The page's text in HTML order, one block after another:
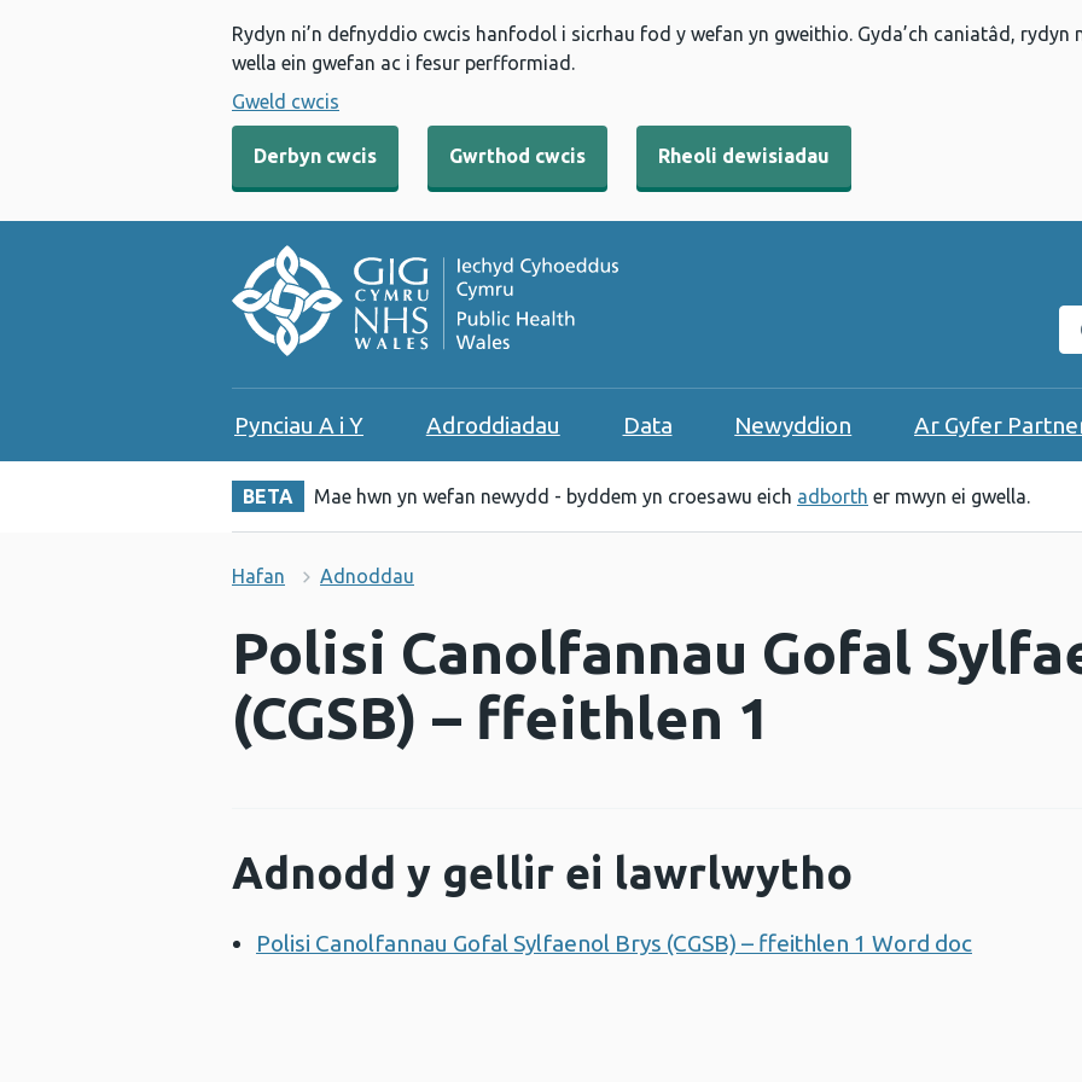
Rydyn ni’n defnyddio cwcis hanfodol i sicrhau fod y wefan yn gweithio. Gyda’ch caniatâd,
wella ein gwefan ac i fesur perfformiad.
Gweld cwcis
Derbyn cwcis Gwrthod cwcis Rheoli dewisiadau
Pynciau A i Y Adroddiadau Data Newyddion Ar Gyfer
BETA Mae hwn yn wefan newydd - byddem yn croesawu eich adborth er mwyn ei gwella.
Hafan Adnoddau
Polisi Canolfannau Gofal
(CGSB) – ffeithlen 1
Adnodd y gellir ei lawrlwytho
Polisi Canolfannau Gofal Sylfaenol Brys (CGSB) – ffeithlen 1 Word doc